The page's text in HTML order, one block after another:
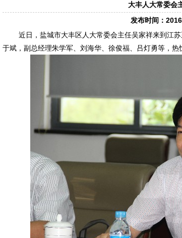
大丰人大常委会
发布时间：
近日，盐城市大丰区人大常委会主任吴家祥来到江苏
于斌，副总经理朱学军、刘海华、徐俊福、吕灯勇等，热